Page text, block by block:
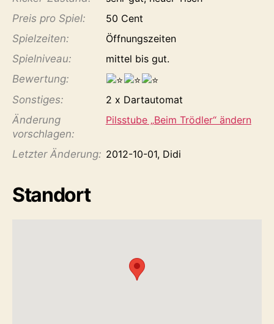
Preis pro Spiel:
50 Cent
Spiel­zeiten:
Öffnungszeiten
Spiel­niveau:
mittel bis gut.
Bewertung:
Sonstiges:
2 x Dartautomat
Änderung
vorschlagen:
Pilsstube „Beim Trödler“ ändern
Letzter Änderung: 2012-10-01, Didi
Standort